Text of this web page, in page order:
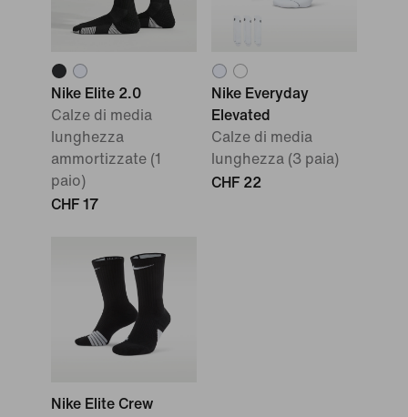
Nike Elite 2.0
Calze di media
lunghezza
ammortizzate (1
paio)
CHF 17
Nike Everyday
Elevated
Calze di media
lunghezza (3 paia)
CHF 22
Nike Elite Crew